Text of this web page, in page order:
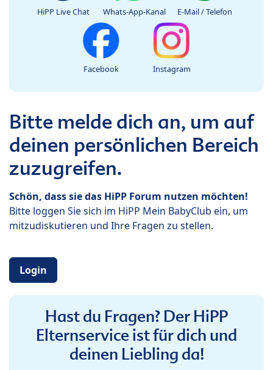
HiPP Live Chat Whats-App-Kanal E-Mail / Telefon
Facebook Instagram
Bitte melde dich an, um auf
deinen persönlichen Bereich
zuzugreifen.
Schön, dass sie das HiPP Forum nutzen möchten!
Bitte loggen Sie sich im HiPP Mein BabyClub ein, um
mitzudiskutieren und Ihre Fragen zu stellen.
Login
Hast du Fragen? Der HiPP
Elternservice ist für dich und
deinen Liebling da!